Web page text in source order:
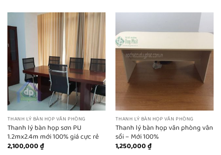
THANH LÝ BÀN HỌP VĂN PHÒNG
Thanh lý bàn họp sơn PU
1.2mx2.4m mới 100% giá cực rẻ
2,100,000₫
THANH LÝ BÀN HỌP VĂN PHÒNG
Thanh lý bàn họp văn phòng vân
sồi – Mới 100%
1,250,000₫